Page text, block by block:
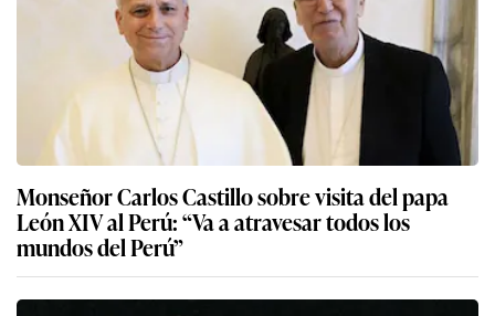
Monseñor Carlos Castillo sobre visita del papa
León XIV al Perú: “Va a atravesar todos los
mundos del Perú”